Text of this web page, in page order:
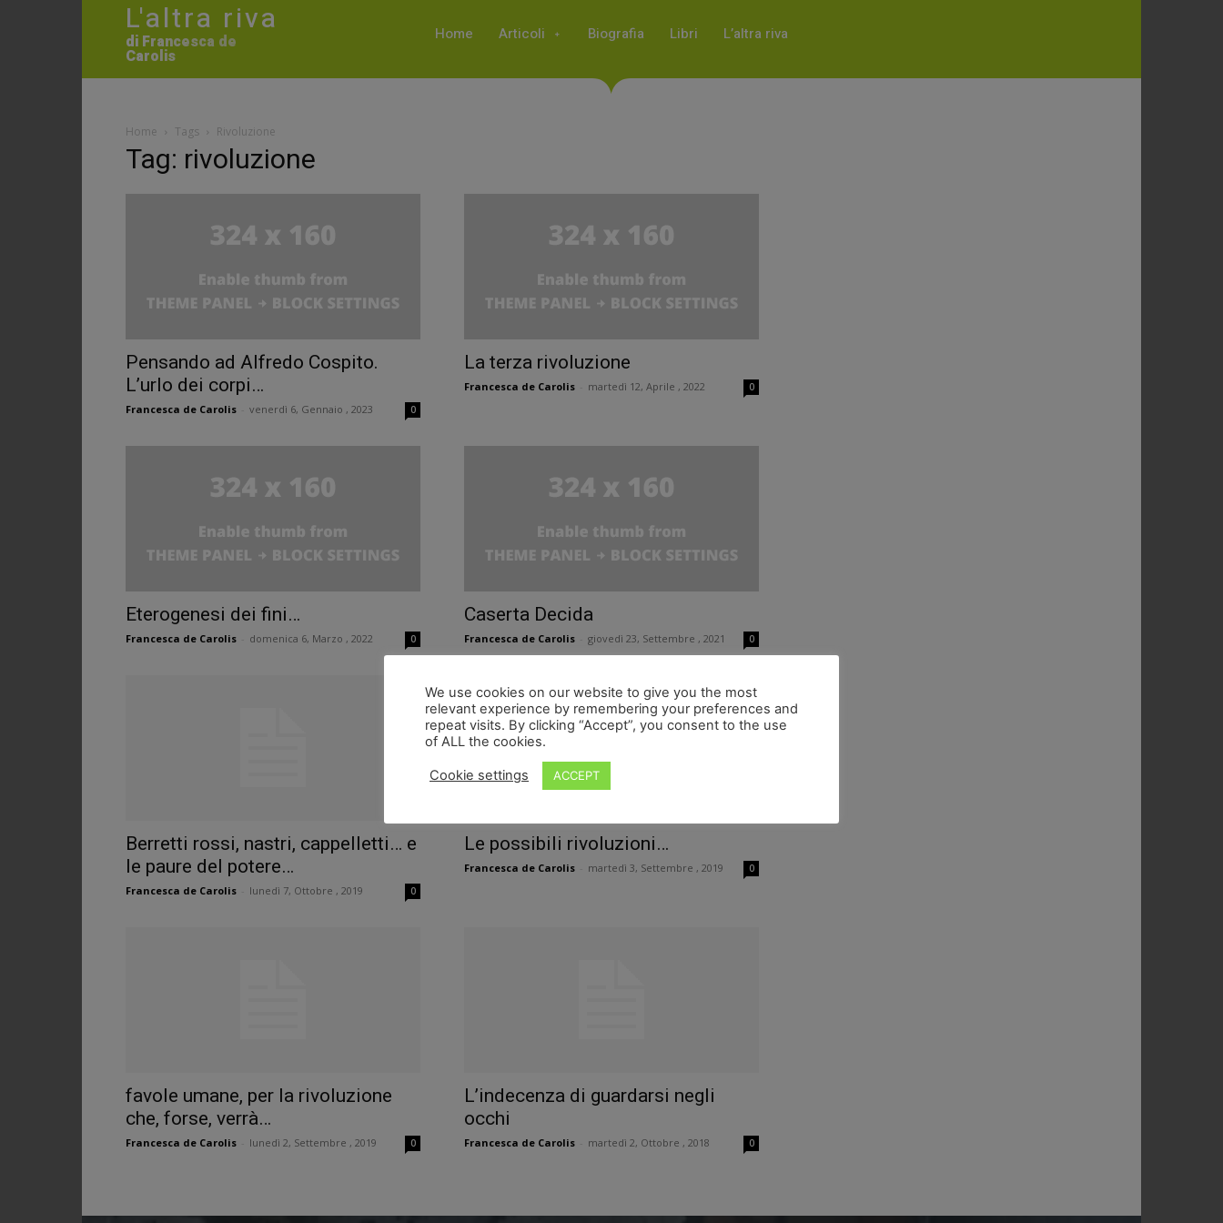
L'altra riva
di Francesca de
Carolis
Home Articoli Biografia Libri L’altra riva
Home Tags Rivoluzione
Tag: rivoluzione
Pensando ad Alfredo Cospito.
L’urlo dei corpi…
Francesca de Carolis venerdì 6, Gennaio , 2023 0
La terza rivoluzione
Francesca de Carolis martedì 12, Aprile , 2022 0
Eterogenesi dei fini…
Francesca de Carolis domenica 6, Marzo , 2022 0
Caserta Decida
Francesca de Carolis giovedì 23, Settembre , 2021 0
Berretti rossi, nastri, cappelletti… e
le paure del potere…
Francesca de Carolis lunedì 7, Ottobre , 2019 0
Le possibili rivoluzioni…
Francesca de Carolis martedì 3, Settembre , 2019 0
favole umane, per la rivoluzione
che, forse, verrà…
Francesca de Carolis lunedì 2, Settembre , 2019 0
L’indecenza di guardarsi negli
occhi
Francesca de Carolis martedì 2, Ottobre , 2018 0
We use cookies on our website to give you the most
relevant experience by remembering your preferences and
repeat visits. By clicking “Accept”, you consent to the use
of ALL the cookies.
Cookie settings ACCEPT